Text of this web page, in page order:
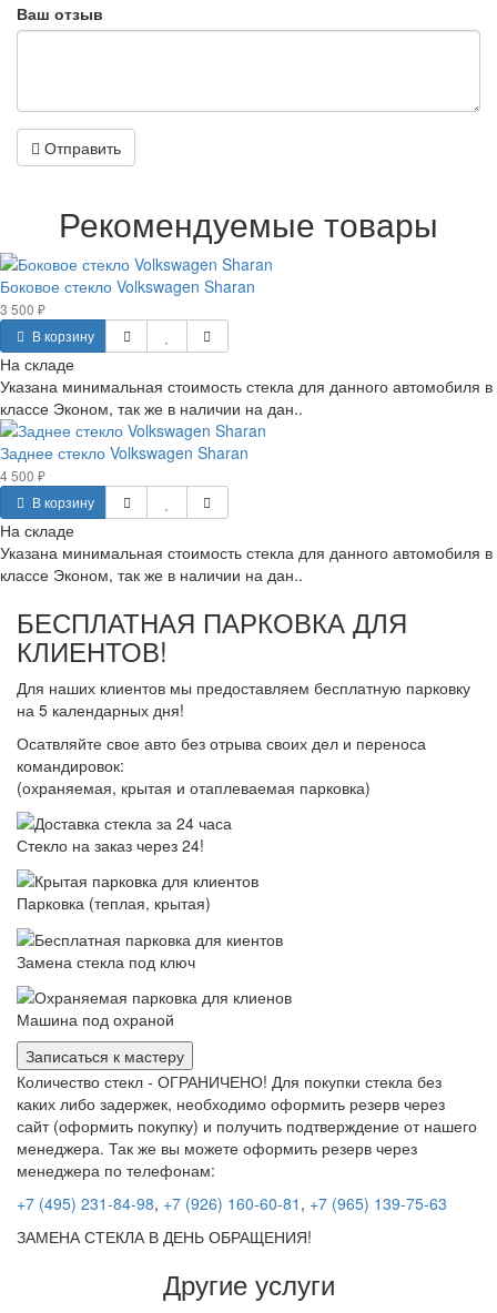
Ваш отзыв
Отправить
Рекомендуемые товары
Боковое стекло Volkswagen Sharan
3 500 ₽
В корзину
На складе
Указана минимальная стоимость стекла для данного автомобиля в
классе Эконом, так же в наличии на дан..
Заднее стекло Volkswagen Sharan
4 500 ₽
В корзину
На складе
Указана минимальная стоимость стекла для данного автомобиля в
классе Эконом, так же в наличии на дан..
БЕСПЛАТНАЯ ПАРКОВКА ДЛЯ
КЛИЕНТОВ!
Для наших клиентов мы предоставляем бесплатную парковку
на 5 календарных дня!
Осатвляйте свое авто без отрыва своих дел и переноса
командировок:
(охраняемая, крытая и отаплеваемая парковка)
Стекло на заказ через 24!
Парковка (теплая, крытая)
Замена стекла под ключ
Машина под охраной
Записаться к мастеру
Количество стекл - ОГРАНИЧЕНО! Для покупки стекла без
каких либо задержек, необходимо оформить резерв через
сайт (оформить покупку) и получить подтверждение от нашего
менеджера. Так же вы можете оформить резерв через
менеджера по телефонам:
+7 (495) 231-84-98, +7 (926) 160-60-81 , +7 (965) 139-75-63
ЗАМЕНА СТЕКЛА В ДЕНЬ ОБРАЩЕНИЯ!
Другие услуги